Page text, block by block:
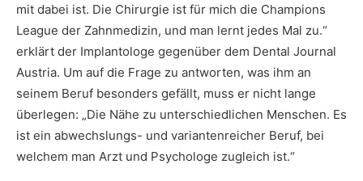
mit dabei ist. Die Chirurgie ist für mich die Champions
League der Zahnmedizin, und man lernt jedes Mal zu.“
erklärt der Implantologe gegenüber dem Dental Journal
Austria. Um auf die Frage zu antworten, was ihm an
seinem Beruf besonders gefällt, muss er nicht lange
überlegen: „Die Nähe zu unterschiedlichen Menschen. Es
ist ein abwechslungs- und variantenreicher Beruf, bei
welchem man Arzt und Psychologe zugleich ist.“